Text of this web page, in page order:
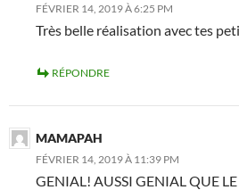
FÉVRIER 14, 2019 À 6:25 PM
Très belle réalisation avec tes
RÉPONDRE
MAMAPAH
FÉVRIER 14, 2019 À 11:39 PM
GENIAL! AUSSI GENIAL QUE